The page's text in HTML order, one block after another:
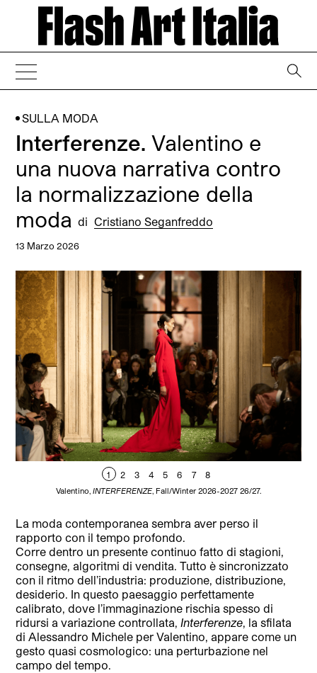
SULLA MODA
Interferenze. Valentino e
una nuova narrativa contro
la normalizzazione della
modadi Cristiano Seganfreddo
13 Marzo 2026
1 2 3 4 5 6 7 8
Valentino, INTERFERENZE, Fall/Winter 2026-2027 26/27.
La moda contemporanea sembra aver perso il
rapporto con il tempo profondo.
Corre dentro un presente continuo fatto di stagioni,
consegne, algoritmi di vendita. Tutto è sincronizzato
con il ritmo dell’industria: produzione, distribuzione,
desiderio. In questo paesaggio perfettamente
calibrato, dove l’immaginazione rischia spesso di
ridursi a variazione controllata,Interferenze, la sfilata
di Alessandro Michele per Valentino, appare come un
gesto quasi cosmologico: una perturbazione nel
campo del tempo.